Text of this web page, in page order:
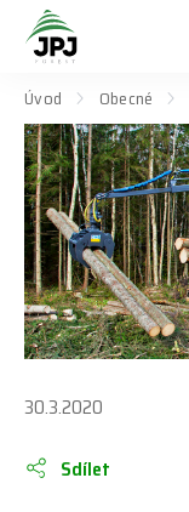
Úvod Obecné
30.3.2020
Sdílet